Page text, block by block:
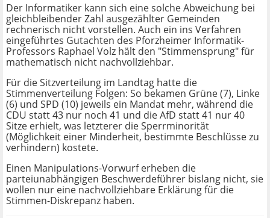
Der Informatiker kann sich eine solche Abweichung bei
gleichbleibender Zahl ausgezählter Gemeinden
rechnerisch nicht vorstellen. Auch ein ins Verfahren
eingeführtes Gutachten des Pforzheimer Informatik-
Professors Raphael Volz hält den "Stimmensprung" für
mathematisch nicht nachvollziehbar.
Für die Sitzverteilung im Landtag hatte die
Stimmenverteilung Folgen: So bekamen Grüne (7), Linke
(6) und SPD (10) jeweils ein Mandat mehr, während die
CDU statt 43 nur noch 41 und die AfD statt 41 nur 40
Sitze erhielt, was letzterer die Sperrminorität
(Möglichkeit einer Minderheit, bestimmte Beschlüsse zu
verhindern) kostete.
Einen Manipulations-Vorwurf erheben die
parteiunabhängigen Beschwerdeführer bislang nicht, sie
wollen nur eine nachvollziehbare Erklärung für die
Stimmen-Diskrepanz haben.